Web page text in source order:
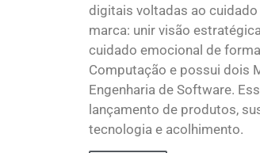
digitais voltadas ao
marca: unir visão
cuidado emocional de
Computação e possui dois
Engenharia de Software.
lançamento de produtos,
tecnologia e acolhimento.